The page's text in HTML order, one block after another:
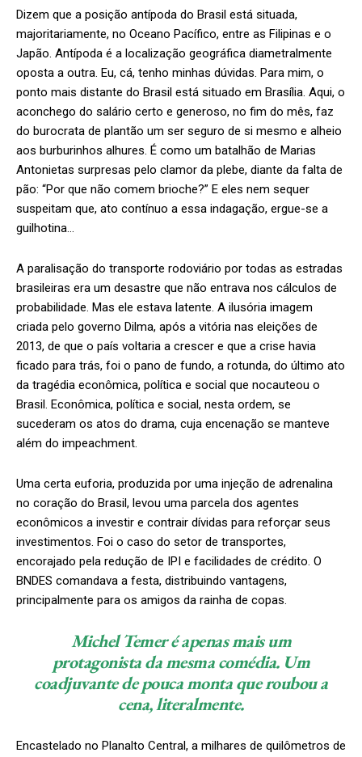
Dizem que a posição antípoda do Brasil está situada,
majoritariamente, no Oceano Pacífico, entre as Filipinas e o
Japão. Antípoda é a localização geográfica diametralmente
oposta a outra. Eu, cá, tenho minhas dúvidas. Para mim, o
ponto mais distante do Brasil está situado em Brasília. Aqui, o
aconchego do salário certo e generoso, no fim do mês, faz
do burocrata de plantão um ser seguro de si mesmo e alheio
aos burburinhos alhures. É como um batalhão de Marias
Antonietas surpresas pelo clamor da plebe, diante da falta de
pão: “Por que não comem brioche?” E eles nem sequer
suspeitam que, ato contínuo a essa indagação, ergue-se a
guilhotina…
A paralisação do transporte rodoviário por todas as estradas
brasileiras era um desastre que não entrava nos cálculos de
probabilidade. Mas ele estava latente. A ilusória imagem
criada pelo governo Dilma, após a vitória nas eleições de
2013, de que o país voltaria a crescer e que a crise havia
ficado para trás, foi o pano de fundo, a rotunda, do último ato
da tragédia econômica, política e social que nocauteou o
Brasil. Econômica, política e social, nesta ordem, se
sucederam os atos do drama, cuja encenação se manteve
além do impeachment.
Uma certa euforia, produzida por uma injeção de adrenalina
no coração do Brasil, levou uma parcela dos agentes
econômicos a investir e contrair dívidas para reforçar seus
investimentos. Foi o caso do setor de transportes,
encorajado pela redução de IPI e facilidades de crédito. O
BNDES comandava a festa, distribuindo vantagens,
principalmente para os amigos da rainha de copas.
Michel Temer é apenas mais um
protagonista da mesma comédia. Um
coadjuvante de pouca monta que roubou a
cena, literalmente.
Encastelado no Planalto Central, a milhares de quilômetros de